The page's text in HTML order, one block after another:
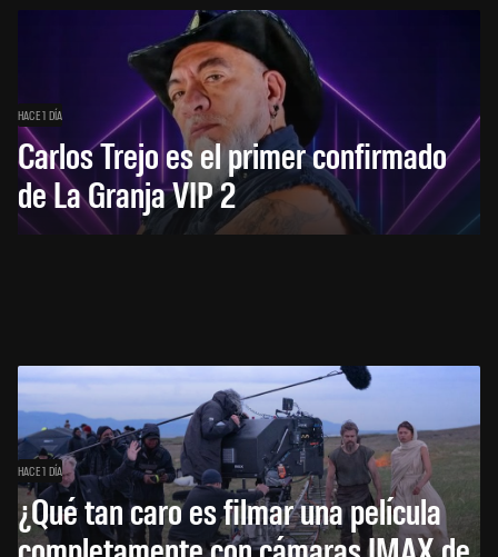
HACE 1 DÍA
Carlos Trejo es el primer confirmado
de La Granja VIP 2
HACE 1 DÍA
¿Qué tan caro es filmar una película